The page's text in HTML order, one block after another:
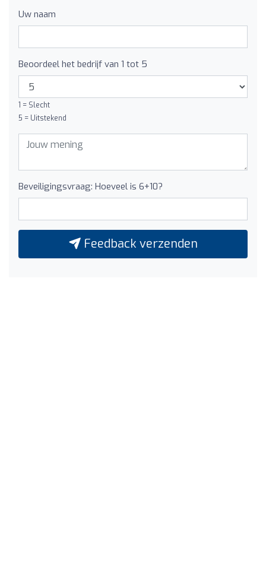
Uw naam
Beoordeel het bedrijf van 1 tot 5
1 = Slecht
5 = Uitstekend
Beveiligingsvraag: Hoeveel is 6+10?
Feedback verzenden